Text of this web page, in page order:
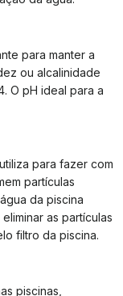
para manter a
ou alcalinidade
O pH ideal para a
para fazer com
partículas
da piscina
as partículas
filtro da piscina.
piscinas,